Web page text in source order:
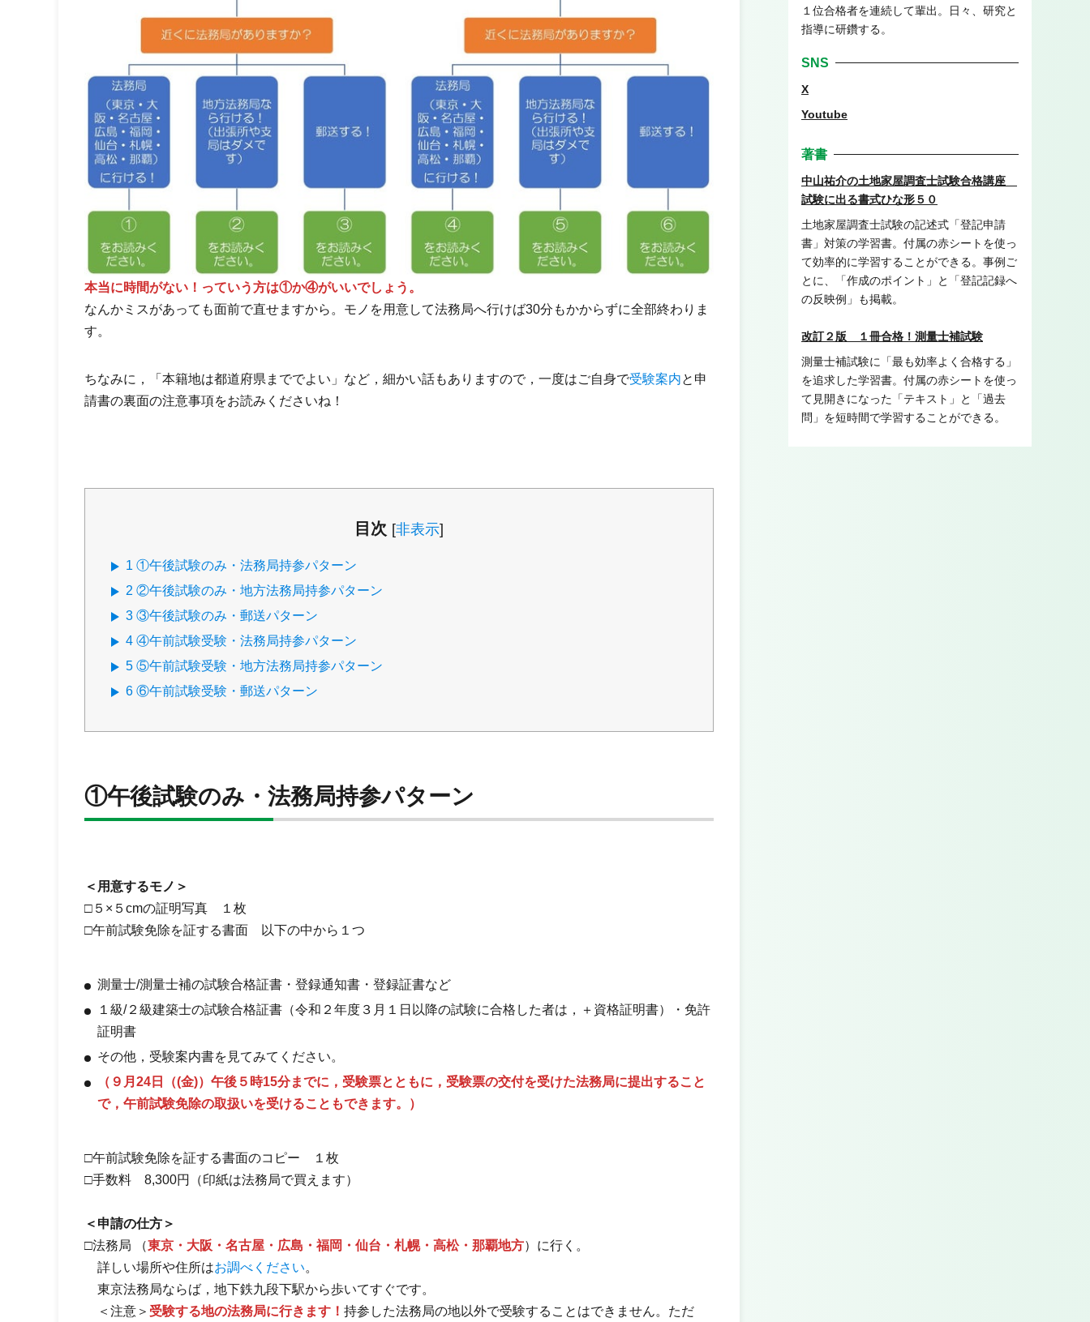
本当に時間がない！っていう方は①か④がいいでしょう。
なんかミスがあっても面前で直せますから。モノを用意して法務局へ行けば30分もかからずに全部終わりま
す。
ちなみに，「本籍地は都道府県まででよい」など，細かい話もありますので，一度はご自身で受験案内と申
請書の裏面の注意事項をお読みくださいね！
目次 [非表示]
1 ①午後試験のみ・法務局持参パターン
2 ②午後試験のみ・地方法務局持参パターン
3 ③午後試験のみ・郵送パターン
4 ④午前試験受験・法務局持参パターン
5 ⑤午前試験受験・地方法務局持参パターン
6 ⑥午前試験受験・郵送パターン
①午後試験のみ・法務局持参パターン
＜用意するモノ＞
□５×５cmの証明写真 １枚
□午前試験免除を証する書面 以下の中から１つ
測量士/測量士補の試験合格証書・登録通知書・登録証書など
１級/２級建築士の試験合格証書（令和２年度３月１日以降の試験に合格した者は，＋資格証明書）・免許
証明書
その他，受験案内書を見てみてください。
（９月24日（(金)）午後５時15分までに，受験票とともに，受験票の交付を受けた法務局に提出すること
で，午前試験免除の取扱いを受けることもできます。）
□午前試験免除を証する書面のコピー １枚
□手数料 8,300円（印紙は法務局で買えます）
＜申請の仕方＞
□法務局 （東京・大阪・名古屋・広島・福岡・仙台・札幌・高松・那覇地方）に行く。
詳しい場所や住所はお調べください。
東京法務局ならば，地下鉄九段下駅から歩いてすぐです。
＜注意＞ 受験する地の法務局に行きます！ 持参した法務局の地以外で受験することはできません。ただ
１位合格者を連続して輩出。日々、研究と
指導に研鑽する。
SNS
X
Youtube
著書
中山祐介の土地家屋調査士試験合格講座
試験に出る書式ひな形５０
土地家屋調査士試験の記述式「登記申請
書」対策の学習書。付属の赤シートを使っ
て効率的に学習することができる。事例ご
とに、「作成のポイント」と「登記記録へ
の反映例」も掲載。
改訂２版 １冊合格！測量士補試験
測量士補試験に「最も効率よく合格する」
を追求した学習書。付属の赤シートを使っ
て見開きになった「テキスト」と「過去
問」を短時間で学習することができる。